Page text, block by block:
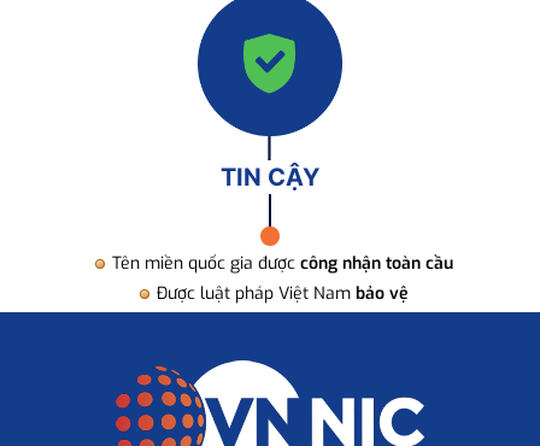
TIN CẬY
Tên miền quốc gia được công nhận toàn cầu
Được luật pháp Việt Nam bảo vệ